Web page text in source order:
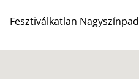
Fesztiválkatlan Nagyszínpad